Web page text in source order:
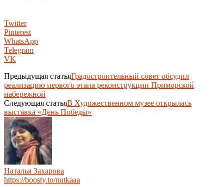
Twitter
Pinterest
WhatsApp
Telegram
VK
Предыдущая статьяГрадостроительный совет обсудил
реализацию первого этапа реконструкции Приморской
набережной
Следующая статьяВ Художественном музее открылась
выставка «День Победы»
Наталья Захарова
https://boosty.to/nutkaaa